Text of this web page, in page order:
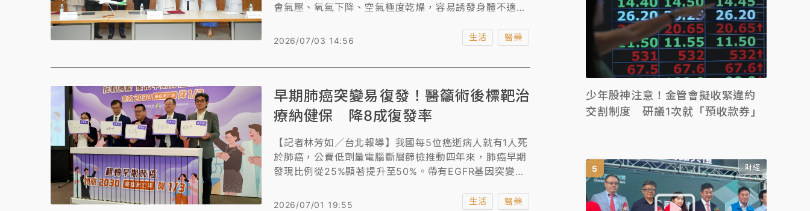
會氣壓、氧氣下降、空氣極度乾燥，容易誘發身體不適，
備嚇到。台大醫院與長榮航空今日共同簽署「空中仁醫計
2026/07/03 14:56 生活 醫藥
早期肺癌突變易復發！醫籲術後標靶治
療納健保 降8成復發率
【記者林芳如／台北報導】我國每5位癌逝病人就有1人死
於肺癌，公費低劑量電腦斷層篩檢推動四年來，肺癌早期
發現比例從25%顯著提升至50%。帶有EGFR基因突變的
際治療指引，將術後標靶輔助治療納入健保給付，有助降
2026/07/01 19:55 生活 醫藥
少年股神注意！金管會擬收緊違約
交割制度 研議1次就「預收款券」
財經